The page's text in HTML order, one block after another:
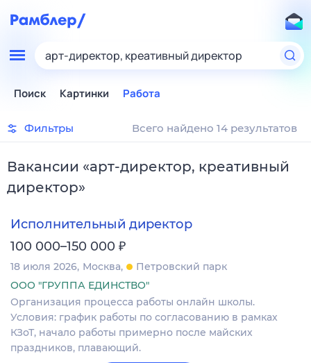
арт-директор, креативный директор
Поиск Картинки Работа
Фильтры Всего найдено 14 результатов
Вакансии «арт-директор, креативный
директор»
Исполнительный директор
100 000–150 000 ₽
18 июля 2026 Москва
Петровский парк
ООО "ГРУППА ЕДИНСТВО"
Организация процесса работы онлайн школы.
Условия: график работы по согласованию в рамках
КЗоТ, начало работы примерно после майских
праздников, плавающий.